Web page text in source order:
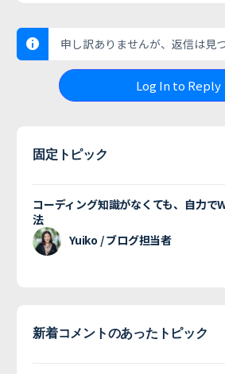
申し訳ありませんが、返信は見
Log In to Reply
固定トピック
コーディング知識がなくても、自力
法
Yuiko / ブログ担当者
新着コメントのあったトピック